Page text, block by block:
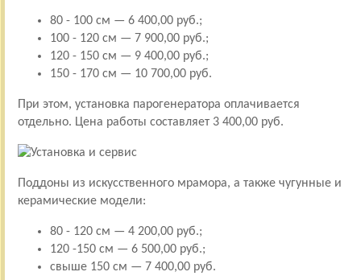
80 - 100 см — 6 400,00 руб.;
100 - 120 см — 7 900,00 руб.;
120 - 150 см — 9 400,00 руб.;
150 - 170 см — 10 700,00 руб.
При этом, установка парогенератора оплачивается
отдельно. Цена работы составляет 3 400,00 руб.
Поддоны из искусственного мрамора, а также чугунные и
керамические модели:
80 - 120 см — 4 200,00 руб.;
120 -150 см — 6 500,00 руб.;
свыше 150 см — 7 400,00 руб.